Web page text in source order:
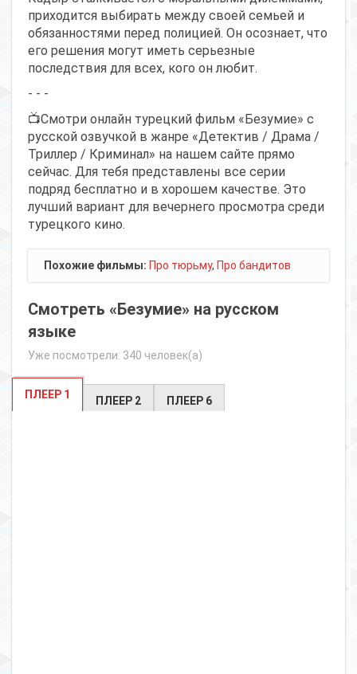
приходится выбирать между своей семьей и
обязанностями перед полицией. Он осознает, что
его решения могут иметь серьезные
последствия для всех, кого он любит.
- - -
📺Смотри онлайн турецкий фильм «Безумие» с
русской озвучкой в жанре «Детектив / Драма /
Триллер / Криминал» на нашем сайте прямо
сейчас. Для тебя представлены все серии
подряд бесплатно и в хорошем качестве. Это
лучший вариант для вечернего просмотра среди
турецкого кино.
Похожие фильмы: Про тюрьму, Про бандитов
Смотреть «Безумие» на русском
языке
Уже посмотрели: 340 человек(а)
ПЛЕЕР 1 ПЛЕЕР 2 ПЛЕЕР 6